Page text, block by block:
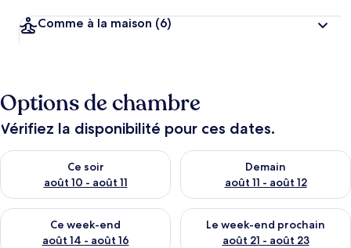
Comme à la maison (6)
Options de chambre
Vérifiez la disponibilité pour ces dates.
Ce soir
août 10 - août 11
Vérifier la disponibilité pour ce soir août 10 - août 11
Demain
août 11 - août 12
Vérifier la disponibilité pour
Ce week-end
août 14 - août 16
Vérifier la disponibilité pour ce week-end août 14 - août 16
Le week-end prochain
août 21 - août 23
Vérifier la disponibilité pour